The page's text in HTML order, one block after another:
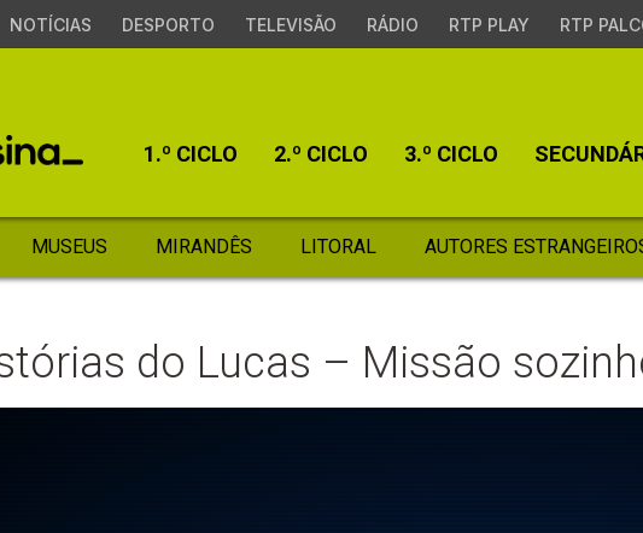
NOTÍCIAS DESPORTO TELEVISÃO RÁDIO RTP PLAY RTP
1.º CICLO 2.º CICLO 3.º CICLO
MUSEUS MIRANDÊS LITORAL AUTORES
do Lucas – Missão